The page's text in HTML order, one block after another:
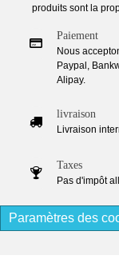
produits sont la
Paiement
Nous
Paypal,
Alipay.
livraison
Livraison
Taxes
Pas d'impôt
Paramètres des